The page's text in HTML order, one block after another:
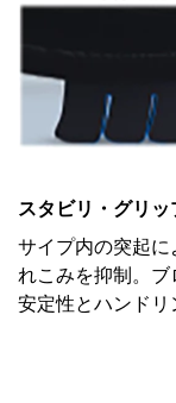
スタビリ・グリ
サイプ内の突起
れこみを抑制。
安定性とハンドリ